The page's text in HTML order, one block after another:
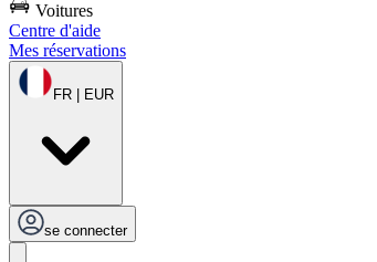
Voitures
Centre d'aide
Mes réservations
FR | EUR
se connecter